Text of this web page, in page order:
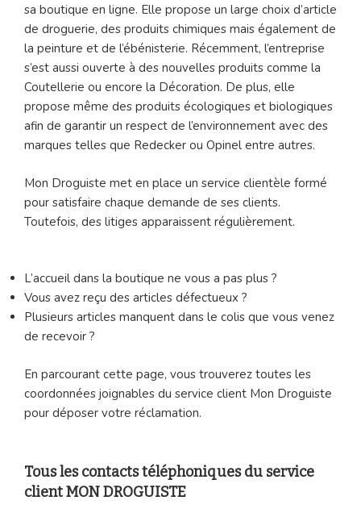
sa boutique en ligne. Elle propose un large choix d’article
de droguerie, des produits chimiques mais également de
la peinture et de l’ébénisterie. Récemment, l’entreprise
s’est aussi ouverte à des nouvelles produits comme la
Coutellerie ou encore la Décoration. De plus, elle
propose même des produits écologiques et biologiques
afin de garantir un respect de l’environnement avec des
marques telles que Redecker ou Opinel entre autres.
Mon Droguiste met en place un service clientèle formé
pour satisfaire chaque demande de ses clients.
Toutefois, des litiges apparaissent régulièrement.
L’accueil dans la boutique ne vous a pas plus ?
Vous avez reçu des articles défectueux ?
Plusieurs articles manquent dans le colis que vous venez
de recevoir ?
En parcourant cette page, vous trouverez toutes les
coordonnées joignables du service client Mon Droguiste
pour déposer votre réclamation.
Tous les contacts téléphoniques du service
client MON DROGUISTE